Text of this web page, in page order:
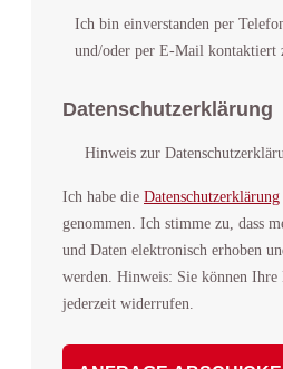
Ich bin einverstanden per
und/oder per E-Mail kontaktiert
Datenschutzerklärung
Hinweis zur
Ich habe die Datenschutzerklärung
genommen. Ich stimme zu, dass
und Daten elektronisch erhoben
werden. Hinweis: Sie können
jederzeit widerrufen.